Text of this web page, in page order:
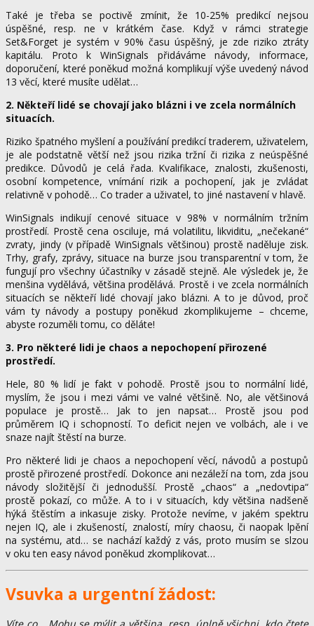
Také je třeba se poctivě zmínit, že 10-25% predikcí nejsou
úspěšné, resp. ne v krátkém čase. Když v rámci strategie
Set&Forget je systém v 90% času úspěšný, je zde riziko ztráty
kapitálu. Proto k WinSignals přidáváme návody, informace,
doporučení, které poněkud možná komplikují výše uvedený návod
13 věcí, které musíte udělat…
2. Někteří lidé se chovají jako blázni i ve zcela normálních
situacích.
Riziko špatného myšlení a používání predikcí traderem, uživatelem,
je ale podstatně větší než jsou rizika tržní či rizika z neúspěšné
predikce. Důvodů je celá řada. Kvalifikace, znalosti, zkušenosti,
osobní kompetence, vnímání rizik a pochopení, jak je zvládat
relativně v pohodě… Co trader a uživatel, to jiné nastavení v hlavě.
WinSignals indikují cenové situace v 98% v normálním tržním
prostředí. Prostě cena osciluje, má volatilitu, likviditu, „nečekané“
zvraty, jindy (v případě WinSignals většinou) prostě naděluje zisk.
Trhy, grafy, zprávy, situace na burze jsou transparentní v tom, že
fungují pro všechny účastníky v zásadě stejně. Ale výsledek je, že
menšina vydělává, většina prodělává. Prostě i ve zcela normálních
situacích se někteří lidé chovají jako blázni. A to je důvod, proč
vám ty návody a postupy poněkud zkomplikujeme – chceme,
abyste rozuměli tomu, co děláte!
3. Pro některé lidi je chaos a nepochopení přirozené
prostředí.
Hele, 80 % lidí je fakt v pohodě. Prostě jsou to normální lidé,
myslím, že jsou i mezi vámi ve valné většině. No, ale většinová
populace je prostě… Jak to jen napsat… Prostě jsou pod
průměrem IQ i schopností. To deficit nejen ve volbách, ale i ve
snaze najít štěstí na burze.
Pro některé lidi je chaos a nepochopení věcí, návodů a postupů
prostě přirozené prostředí. Dokonce ani nezáleží na tom, zda jsou
návody složitější či jednodušší. Prostě „chaos“ a „nedovtipa“
prostě pokazí, co může. A to i v situacích, kdy většina nadšeně
hýká štěstím a inkasuje zisky. Protože nevíme, v jakém spektru
nejen IQ, ale i zkušeností, znalostí, míry chaosu, či naopak lpění
na systému, atd… se nachází každý z vás, proto musím se slzou
v oku ten easy návod poněkud zkomplikovat…
Vsuvka a urgentní žádost: